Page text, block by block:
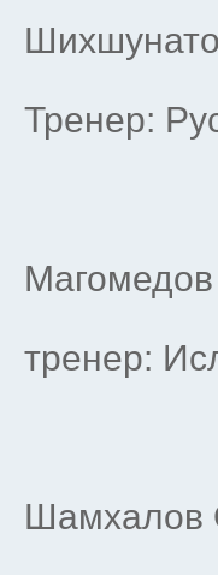
Тренер:
тренер:
Шамхалов